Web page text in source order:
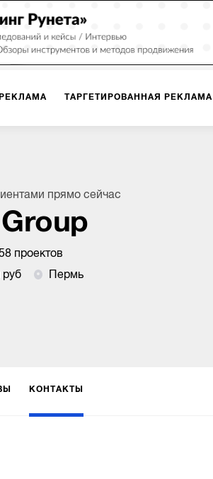
ТАРГЕТИРОВАННАЯ РЕКЛАМА
прямо сейчас
проектов
руб
Пермь
КОНТАКТЫ